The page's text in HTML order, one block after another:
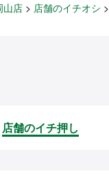
山店 店舗のイチオシ
店舗のイチ押し